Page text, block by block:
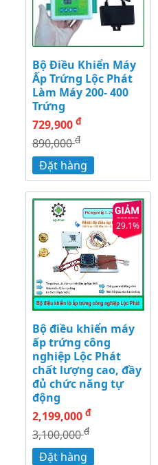
Bộ Điều Khiển Máy
Ấp Trứng Lộc Phát
Làm Máy 200- 400
Trứng
729,900 đ
890,000đ
Đặt hàng
29.1%
Bộ điều khiển máy
ấp trứng công
nghiệp Lộc Phát
chất lượng cao, đầy
đủ chức năng tự
động
2,199,000 đ
3,100,000đ
Đặt hàng